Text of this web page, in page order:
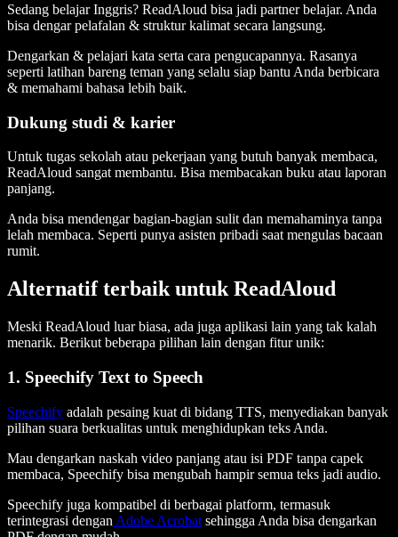
Sedang belajar Inggris? ReadAloud bisa jadi partner belajar. Anda
bisa dengar pelafalan & struktur kalimat secara langsung.
Dengarkan & pelajari kata serta cara pengucapannya. Rasanya
seperti latihan bareng teman yang selalu siap bantu Anda berbicara
& memahami bahasa lebih baik.
Dukung studi & karier
Untuk tugas sekolah atau pekerjaan yang butuh banyak membaca,
ReadAloud sangat membantu. Bisa membacakan buku atau laporan
panjang.
Anda bisa mendengar bagian-bagian sulit dan memahaminya tanpa
lelah membaca. Seperti punya asisten pribadi saat mengulas bacaan
rumit.
Alternatif terbaik untuk ReadAloud
Meski ReadAloud luar biasa, ada juga aplikasi lain yang tak kalah
menarik. Berikut beberapa pilihan lain dengan fitur unik:
1. Speechify Text to Speech
Speechify adalah pesaing kuat di bidang TTS, menyediakan banyak
pilihan suara berkualitas untuk menghidupkan teks Anda.
Mau dengarkan naskah video panjang atau isi PDF tanpa capek
membaca, Speechify bisa mengubah hampir semua teks jadi audio.
Speechify juga kompatibel di berbagai platform, termasuk
terintegrasi dengan Adobe Acrobat sehingga Anda bisa dengarkan